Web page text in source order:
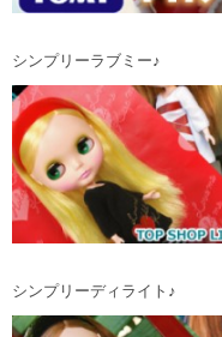
シンプリーラブミー♪
シンプリーディライト♪